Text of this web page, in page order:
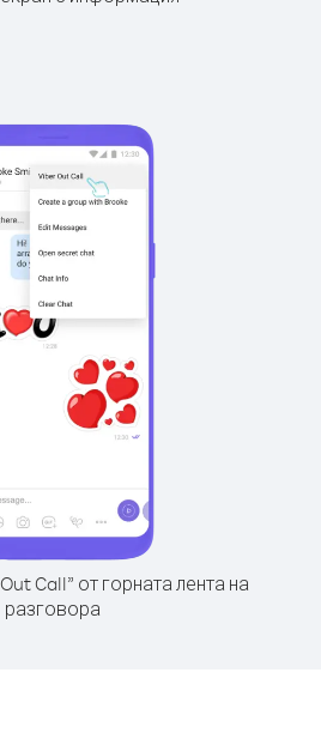
Call” от горната лента на
разговора